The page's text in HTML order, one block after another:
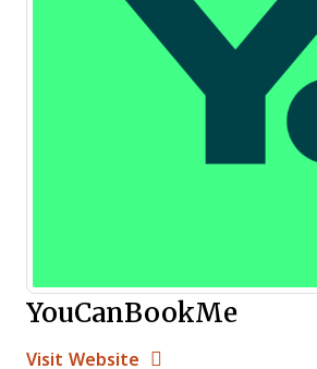
YouCanBookMe
Visit Website Opens New Window